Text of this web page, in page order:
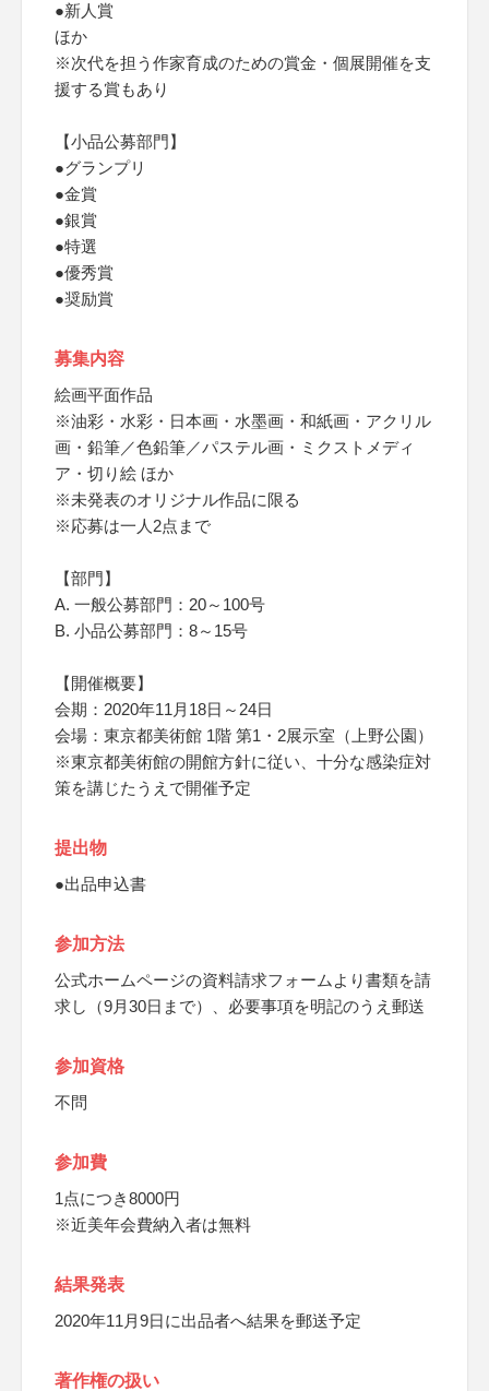
●新人賞
ほか
※次代を担う作家育成のための賞金・個展開催を支
援する賞もあり
【小品公募部門】
●グランプリ
●金賞
●銀賞
●特選
●優秀賞
●奨励賞
募集内容
絵画平面作品
※油彩・水彩・日本画・水墨画・和紙画・アクリル
画・鉛筆／色鉛筆／パステル画・ミクストメディ
ア・切り絵 ほか
※未発表のオリジナル作品に限る
※応募は一人2点まで
【部門】
A. 一般公募部門：20～100号
B. 小品公募部門：8～15号
【開催概要】
会期：2020年11月18日～24日
会場：東京都美術館 1階 第1・2展示室（上野公園）
※東京都美術館の開館方針に従い、十分な感染症対
策を講じたうえで開催予定
提出物
●出品申込書
参加方法
公式ホームページの資料請求フォームより書類を請
求し（9月30日まで）、必要事項を明記のうえ郵送
参加資格
不問
参加費
1点につき8000円
※近美年会費納入者は無料
結果発表
2020年11月9日に出品者へ結果を郵送予定
著作権の扱い